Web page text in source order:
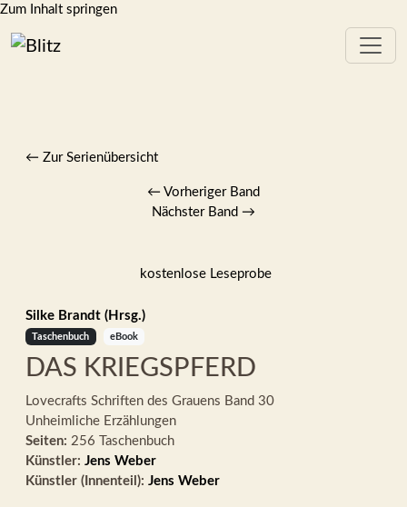
Zum Inhalt springen
← Zur Serienübersicht
← Vorheriger Band
Nächster Band →
kostenlose Leseprobe
Silke Brandt (Hrsg.)
Taschenbuch eBook
DAS KRIEGSPFERD
Lovecrafts Schriften des Grauens Band 30
Unheimliche Erzählungen
Seiten: 256 Taschenbuch
Künstler: Jens Weber
Künstler (Innenteil): Jens Weber